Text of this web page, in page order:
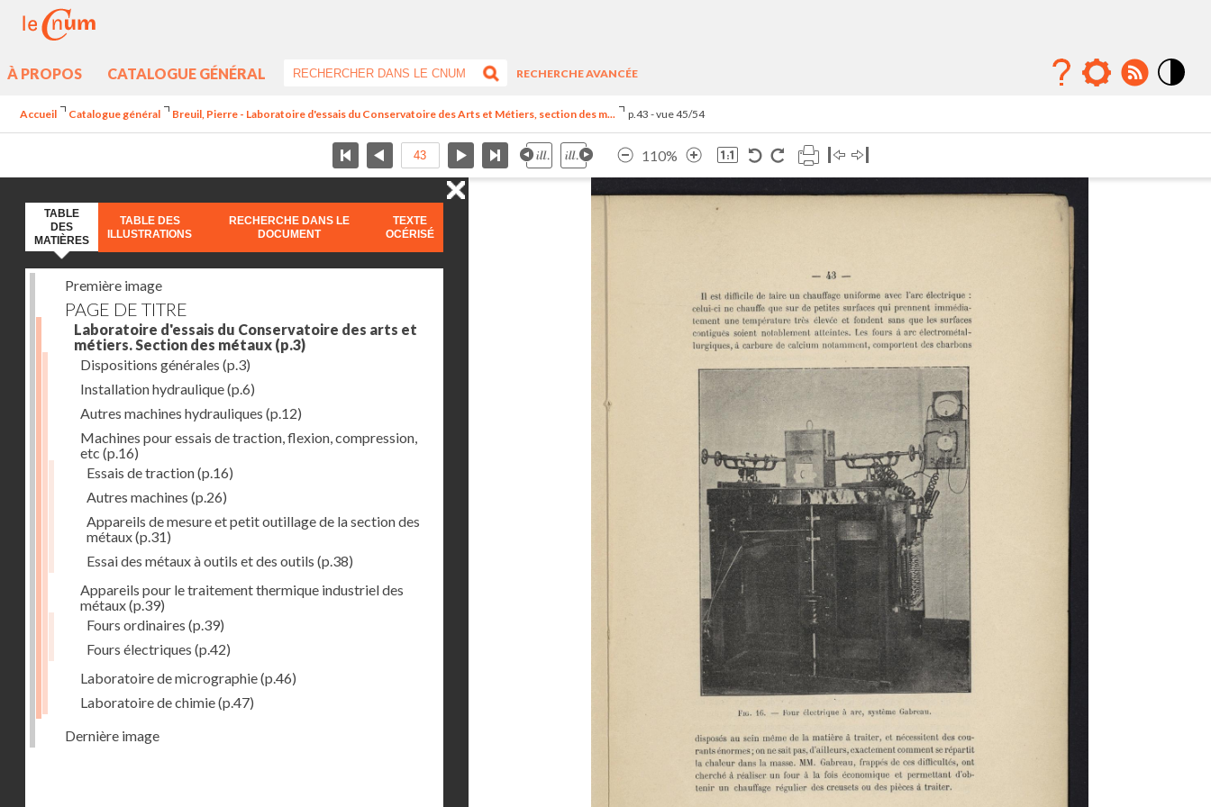
À PROPOS CATALOGUE GÉNÉRAL
RECHERCHE AVANCÉE
Accueil Catalogue général Breuil, Pierre - Laboratoire d'essais du Conservatoire des Arts et Métiers, section des m... p.43 - vue 45/54
110%
TABLE
DES
MATIÈRES
TABLE DES
ILLUSTRATIONS
RECHERCHE DANS LE
DOCUMENT
TEXTE
OCÉRISÉ
Première image
PAGE DE TITRE
Laboratoire d'essais du Conservatoire des arts et
métiers. Section des métaux (p.3)
Dispositions générales (p.3)
Installation hydraulique(p.6)
Autres machines hydrauliques (p.12)
Machines pour essais de traction, flexion, compression,
etc (p.16)
Essais de traction(p.16)
Autres machines (p.26)
Appareils de mesure et petit outillage de la section des
métaux(p.31)
Essai des métaux à outils et des outils (p.38)
Appareils pour le traitement thermique industriel des
métaux(p.39)
Fours ordinaires (p.39)
Fours électriques (p.42)
Laboratoire de micrographie(p.46)
Laboratoire de chimie(p.47)
Dernière image